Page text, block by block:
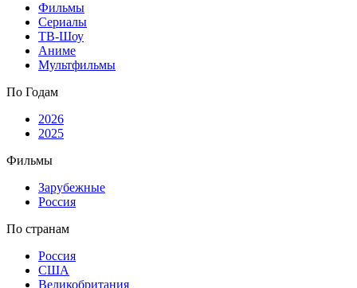
Фильмы
Сериалы
ТВ-Шоу
Аниме
Мультфильмы
По Годам
2026
2025
Фильмы
Зарубежные
Россия
По странам
Россия
США
Великобритания